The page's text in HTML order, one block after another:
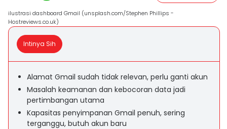
ilustrasi dashboard Gmail (unsplash.com/Stephen Phillips -
Hostreviews.co.uk)
Intinya Sih
Alamat Gmail sudah tidak relevan, perlu ganti akun
Masalah keamanan dan kebocoran data jadi
pertimbangan utama
Kapasitas penyimpanan Gmail penuh, sering
terganggu, butuh akun baru